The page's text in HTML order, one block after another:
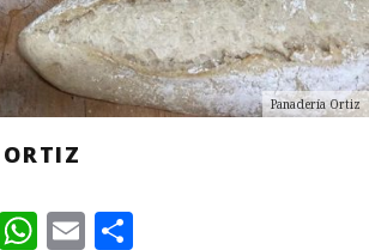
Panadería Ortiz
L W E